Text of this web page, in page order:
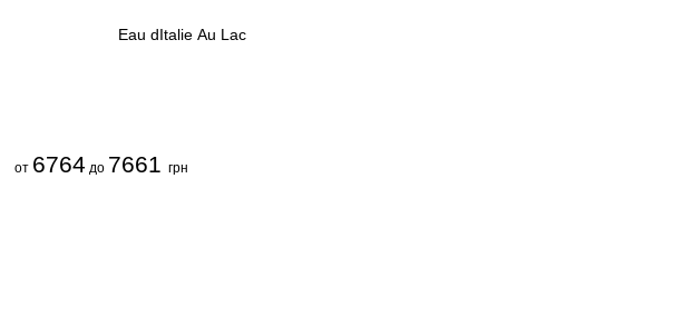
Eau dItalie Au Lac
от 6764 до 7661 грн